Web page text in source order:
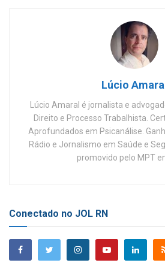
Lúcio Amaral
Lúcio Amaral é jornalista e
Direito e Processo Trabalhista.
Aprofundados em Psicanálise.
Rádio e Jornalismo em Saúde e
promovido pelo MPT
Conectado no JOL RN